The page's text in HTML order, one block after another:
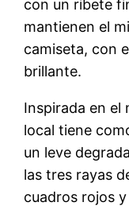
con un ribete
mantienen el
camiseta, con
brillante.
Inspirada en el
local tiene
un leve
las tres rayas
cuadros rojos